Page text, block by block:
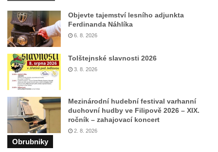
Kostel svatého Jakuba Většího (Staršího) u
Lahovic
Kaple Panny Marie Bolestné v Benešově
nad Ploučnicí
nad Ploučnicí
Hrobová kaple Mattauschů na hřbitově v
Benešově nad Ploučnicí
Kostel svaté Anny v Tisé
Objevte tajemství lesního adjunkta
Ferdinanda Náhlíka
6. 8. 2026
Tolštejnské slavnosti 2026
3. 8. 2026
Mezinárodní hudební festival varhanní
duchovní hudby ve Filipově 2026 – XIX.
ročník – zahajovací koncert
2. 8. 2026
Obrubniky